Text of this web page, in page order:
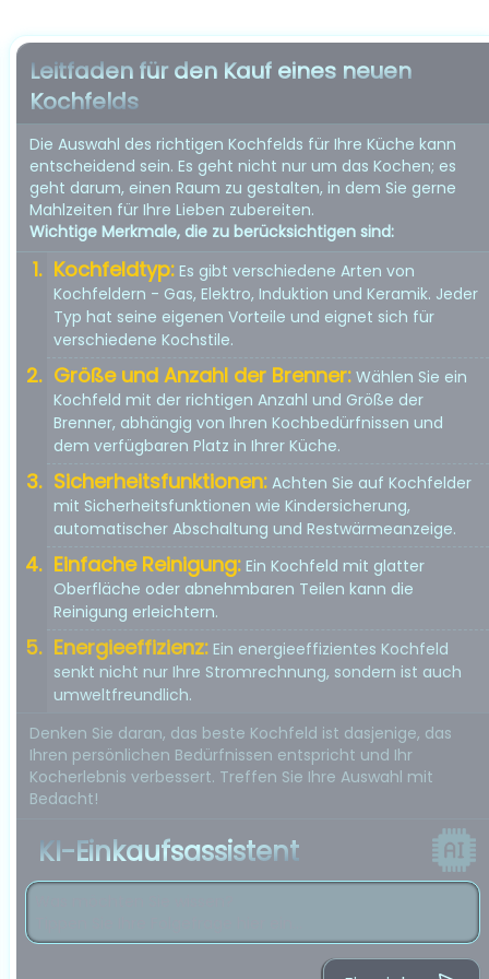
Leitfaden für den Kauf eines neuen
Kochfelds
Die Auswahl des richtigen Kochfelds für Ihre Küche kann
entscheidend sein. Es geht nicht nur um das Kochen; es
geht darum, einen Raum zu gestalten, in dem Sie gerne
Mahlzeiten für Ihre Lieben zubereiten.
Wichtige Merkmale, die zu berücksichtigen sind:
Kochfeldtyp: Es gibt verschiedene Arten von
Kochfeldern - Gas, Elektro, Induktion und Keramik. Jeder
Typ hat seine eigenen Vorteile und eignet sich für
verschiedene Kochstile.
Größe und Anzahl der Brenner: Wählen Sie ein
Kochfeld mit der richtigen Anzahl und Größe der
Brenner, abhängig von Ihren Kochbedürfnissen und
dem verfügbaren Platz in Ihrer Küche.
Sicherheitsfunktionen: Achten Sie auf Kochfelder
mit Sicherheitsfunktionen wie Kindersicherung,
automatischer Abschaltung und Restwärmeanzeige.
Einfache Reinigung: Ein Kochfeld mit glatter
Oberfläche oder abnehmbaren Teilen kann die
Reinigung erleichtern.
Energieeffizienz: Ein energieeffizientes Kochfeld
senkt nicht nur Ihre Stromrechnung, sondern ist auch
umweltfreundlich.
Denken Sie daran, das beste Kochfeld ist dasjenige, das
Ihren persönlichen Bedürfnissen entspricht und Ihr
Kocherlebnis verbessert. Treffen Sie Ihre Auswahl mit
Bedacht!
KI-Einkaufsassistent